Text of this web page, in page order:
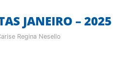
JANEIRO – 2025
Regina Nesello